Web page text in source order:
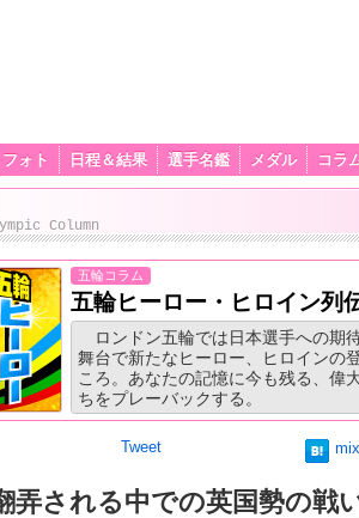
フォト 日程＆結果 選手名鑑 メダル コラ
Column
五輪コラム
五輪ヒーロー・ヒロイン列
ロンドン五輪では日本選手への期
舞台で新たなヒーロー、ヒロインの
ころ。あなたの記憶に今も残る、偉
ちをプレーバックする。
Tweet
弄される中での英国勢の戦